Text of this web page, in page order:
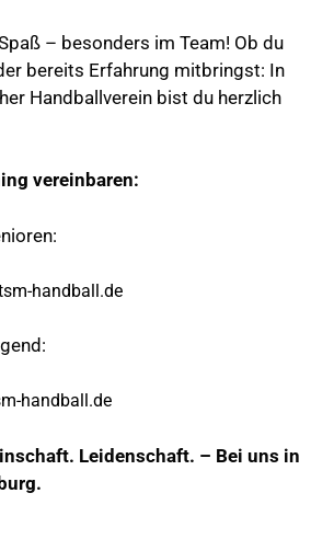
– besonders im Team! Ob du
bereits Erfahrung mitbringst: In
Handballverein bist du herzlich
vereinbaren:
handball.de
handball.de
Leidenschaft. – Bei uns in